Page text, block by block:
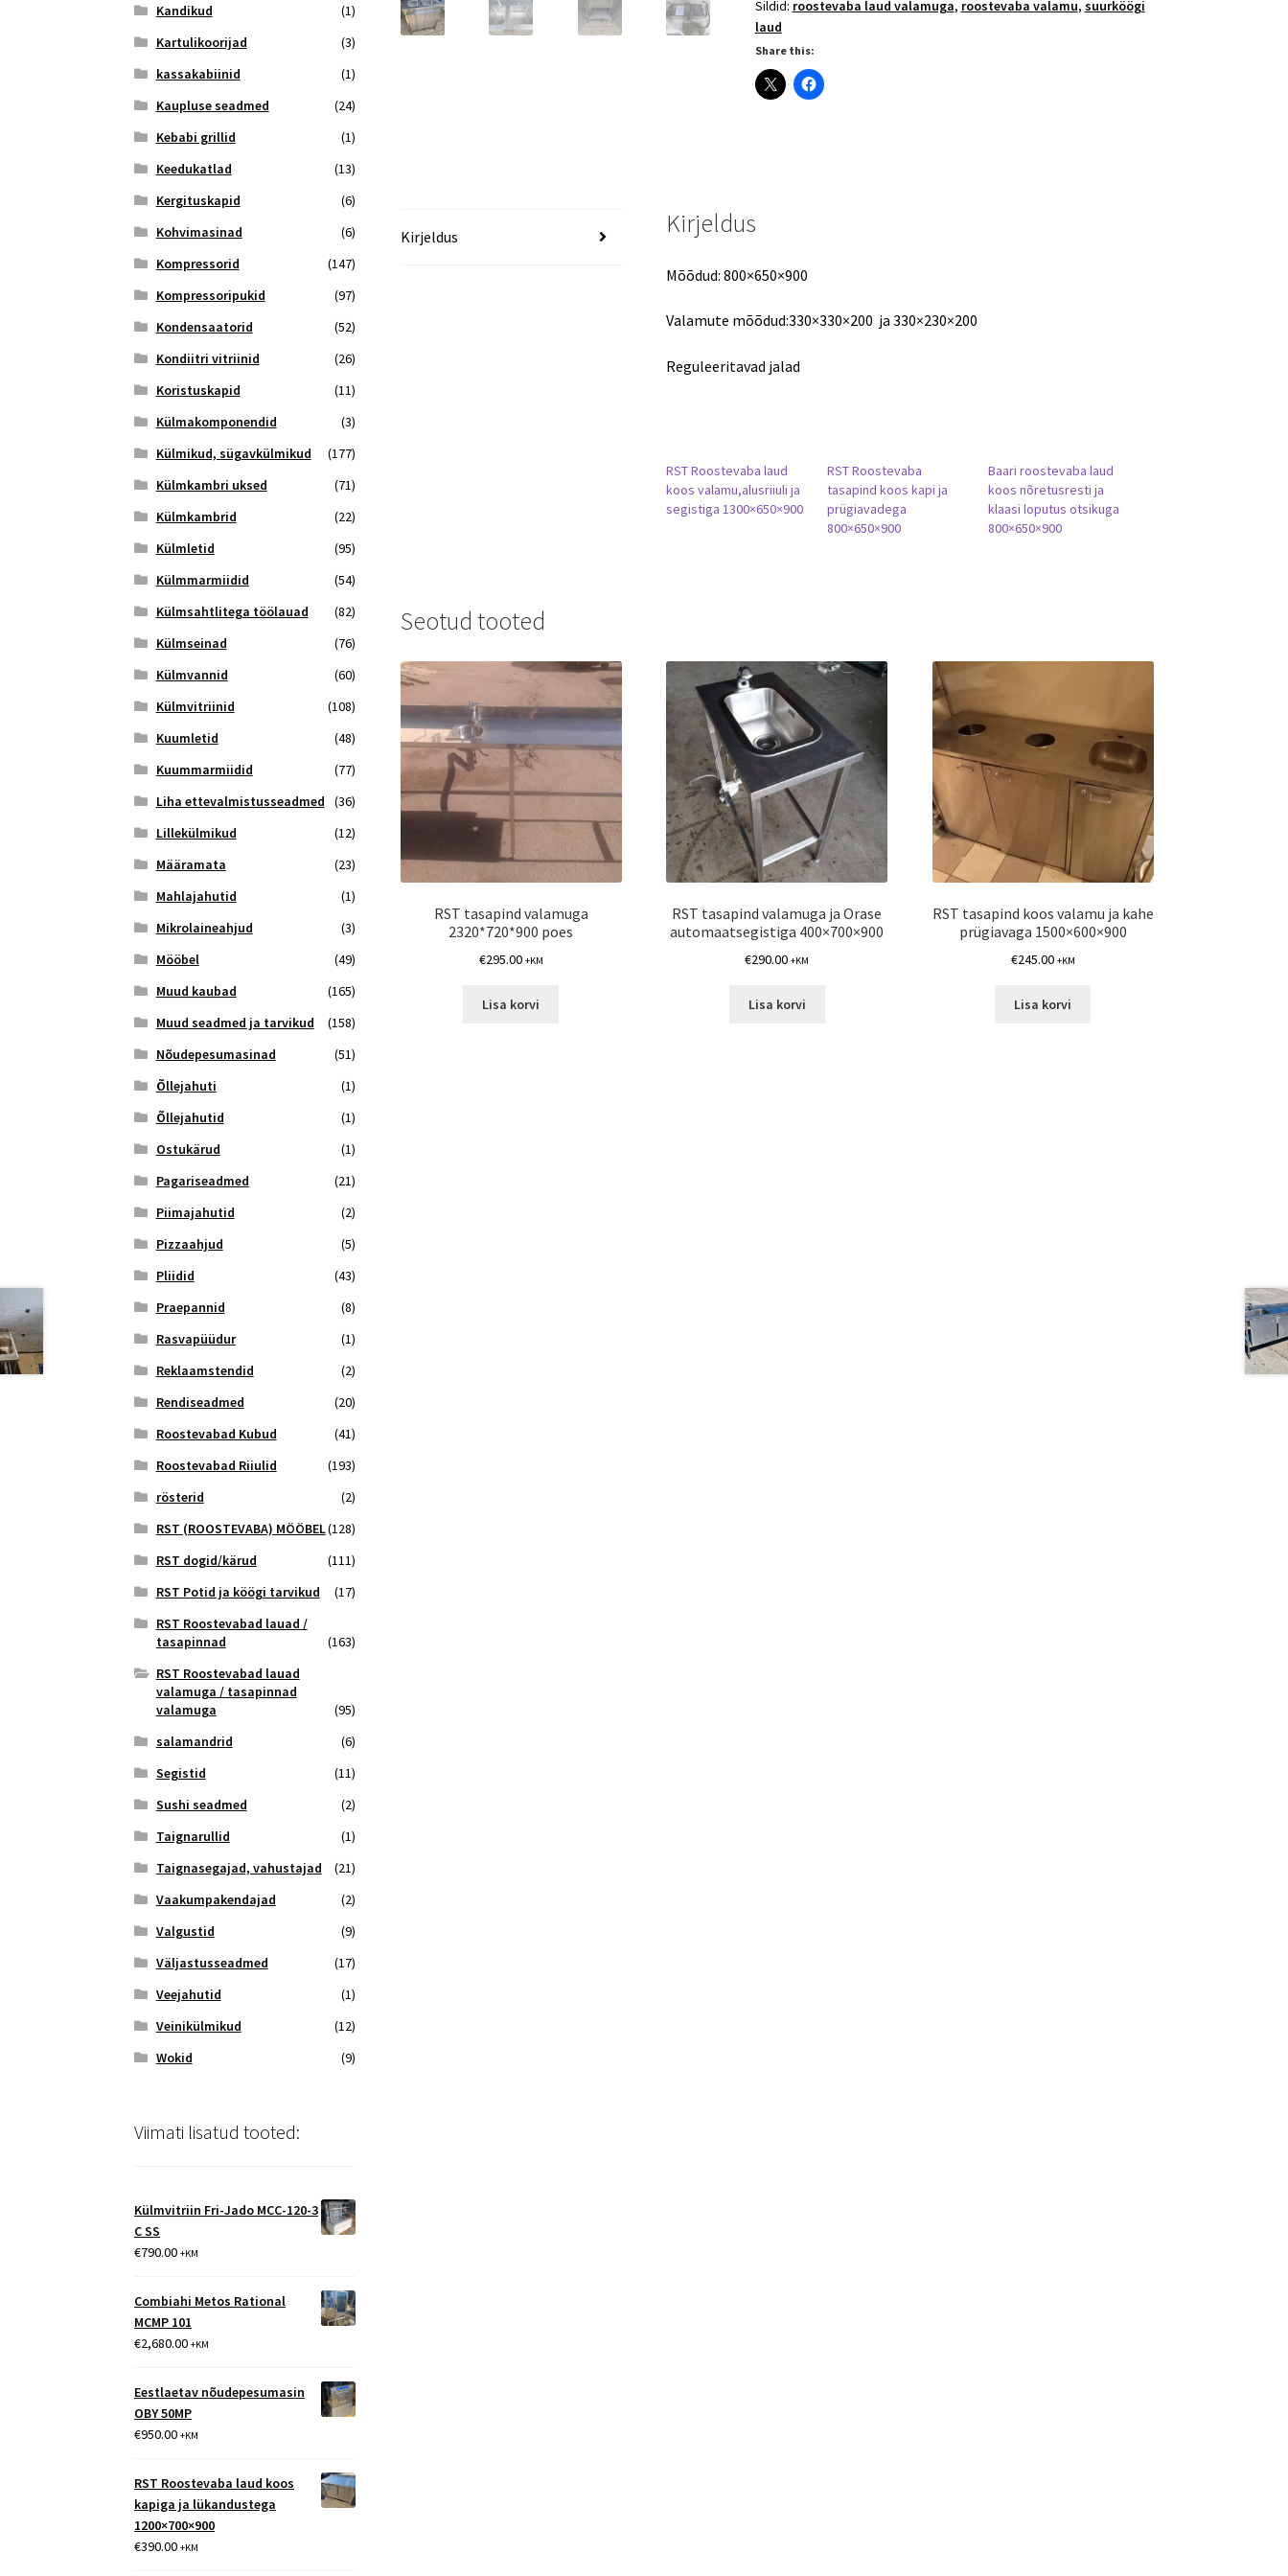
kahe
valamu
ja
automaatsegistiga
800×650×900
Sildid: roostevaba laud valamuga, roostevaba valamu, suurköögi
laud
Share this:
Kirjeldus Kirjeldus
Mõõdud: 800×650×900
Valamute mõõdud:330×330×200 ja 330×230×200
Reguleeritavad jalad
RST Roostevaba laud
koos valamu,alusriiuli ja
segistiga 1300×650×900
RST Roostevaba
tasapind koos kapi ja
prügiavadega
800×650×900
Baari roostevaba laud
koos nõretusresti ja
klaasi loputus otsikuga
800×650×900
Seotud tooted
RST tasapind valamuga
2320*720*900 poes
€295.00 +KM
Lisa korvi
RST tasapind valamuga ja Orase
automaatsegistiga 400×700×900
€290.00 +KM
Lisa korvi
RST tasapind koos valamu ja kahe
prügiavaga 1500×600×900
€245.00 +KM
Lisa korvi
Kandikud
(1)
Kartulikoorijad
(3)
kassakabiinid
(1)
Kaupluse seadmed
(24)
Kebabi grillid
(1)
Keedukatlad
(13)
Kergituskapid
(6)
Kohvimasinad
(6)
Kompressorid
(147)
Kompressoripukid
(97)
Kondensaatorid
(52)
Kondiitri vitriinid
(26)
Koristuskapid
(11)
Külmakomponendid
(3)
Külmikud, sügavkülmikud
(177)
Külmkambri uksed
(71)
Külmkambrid
(22)
Külmletid
(95)
Külmmarmiidid
(54)
Külmsahtlitega töölauad
(82)
Külmseinad
(76)
Külmvannid
(60)
Külmvitriinid
(108)
Kuumletid
(48)
Kuummarmiidid
(77)
Liha ettevalmistusseadmed
(36)
Lillekülmikud
(12)
Määramata
(23)
Mahlajahutid
(1)
Mikrolaineahjud
(3)
Mööbel
(49)
Muud kaubad
(165)
Muud seadmed ja tarvikud
(158)
Nõudepesumasinad
(51)
Õllejahuti
(1)
Õllejahutid
(1)
Ostukärud
(1)
Pagariseadmed
(21)
Piimajahutid
(2)
Pizzaahjud
(5)
Pliidid
(43)
Praepannid
(8)
Rasvapüüdur
(1)
Reklaamstendid
(2)
Rendiseadmed
(20)
Roostevabad Kubud
(41)
Roostevabad Riiulid
(193)
rösterid
(2)
RST (ROOSTEVABA) MÖÖBEL(128)
RST dogid/kärud
(111)
RST Potid ja köögi tarvikud
(17)
RST Roostevabad lauad /
tasapinnad
(163)
RST Roostevabad lauad
valamuga / tasapinnad
valamuga
(95)
salamandrid
(6)
Segistid
(11)
Sushi seadmed
(2)
Taignarullid
(1)
Taignasegajad, vahustajad
(21)
Vaakumpakendajad
(2)
Valgustid
(9)
Väljastusseadmed
(17)
Veejahutid
(1)
Veinikülmikud
(12)
Wokid
(9)
Viimati lisatud tooted:
Külmvitriin Fri-Jado MCC-120-3
C SS
€790.00 +KM
Combiahi Metos Rational
MCMP 101
€2,680.00 +KM
Eestlaetav nõudepesumasin
OBY 50MP
€950.00 +KM
RST Roostevaba laud koos
kapiga ja lükandustega
1200×700×900
€390.00 +KM